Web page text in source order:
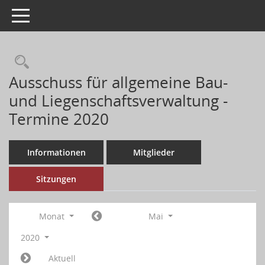
Toggle navigation
Ausschuss für allgemeine Bau-
und Liegenschaftsverwaltung -
Termine 2020
Informationen Mitglieder
Sitzungen
Monat
Mai
2020
Aktuell